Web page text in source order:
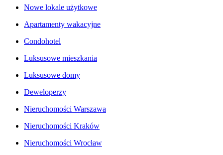
Nowe lokale użytkowe
Apartamenty wakacyjne
Condohotel
Luksusowe mieszkania
Luksusowe domy
Deweloperzy
Nieruchomości Warszawa
Nieruchomości Kraków
Nieruchomości Wrocław